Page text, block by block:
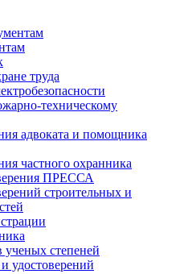
труда
техническому
адвоката и помощника
частного охранника
ПРЕССА
строительных и
степеней
удостоверений